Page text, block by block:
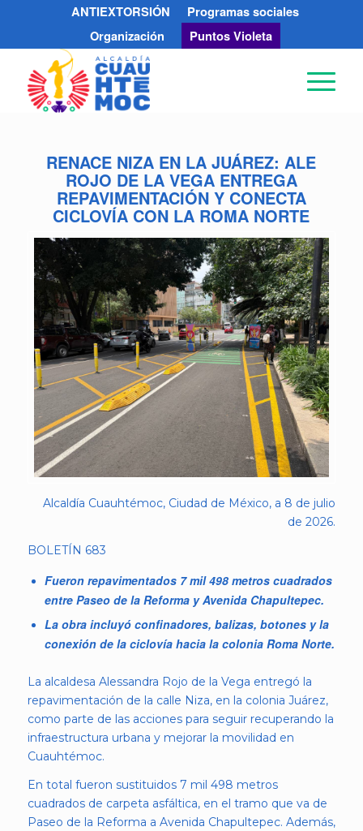
ANTIEXTORSIÓN
Programas sociales
Organización
Puntos Violeta
RENACE NIZA EN LA JUÁREZ: ALE
ROJO DE LA VEGA ENTREGA
REPAVIMENTACIÓN Y CONECTA
CICLOVÍA CON LA ROMA NORTE
Alcaldía Cuauhtémoc, Ciudad de México, a 8 de julio
de 2026.
BOLETÍN 683
Fueron repavimentados 7 mil 498 metros cuadrados
entre Paseo de la Reforma y Avenida Chapultepec.
La obra incluyó confinadores, balizas, botones y la
conexión de la ciclovía hacia la colonia Roma Norte.
La alcaldesa Alessandra Rojo de la Vega entregó la
repavimentación de la calle Niza, en la colonia Juárez,
como parte de las acciones para seguir recuperando la
infraestructura urbana y mejorar la movilidad en
Cuauhtémoc.
En total fueron sustituidos 7 mil 498 metros
cuadrados de carpeta asfáltica, en el tramo que va de
Paseo de la Reforma a Avenida Chapultepec. Además,